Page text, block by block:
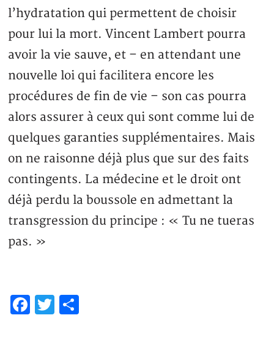
l’hydratation qui permettent de choisir
pour lui la mort. Vincent Lambert pourra
avoir la vie sauve, et – en attendant une
nouvelle loi qui facilitera encore les
procédures de fin de vie – son cas pourra
alors assurer à ceux qui sont comme lui de
quelques garanties supplémentaires. Mais
on ne raisonne déjà plus que sur des faits
contingents. La médecine et le droit ont
déjà perdu la boussole en admettant la
transgression du principe : « Tu ne tueras
pas. »
Facebook
Twitter